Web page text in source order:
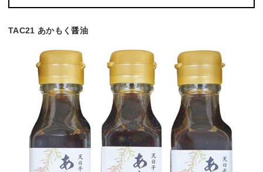
TAC21 あかもく醤油